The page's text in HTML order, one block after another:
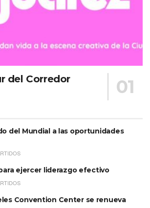
del Corredor
del Mundial a las oportunidades
ejercer liderazgo efectivo
Convention Center se renueva